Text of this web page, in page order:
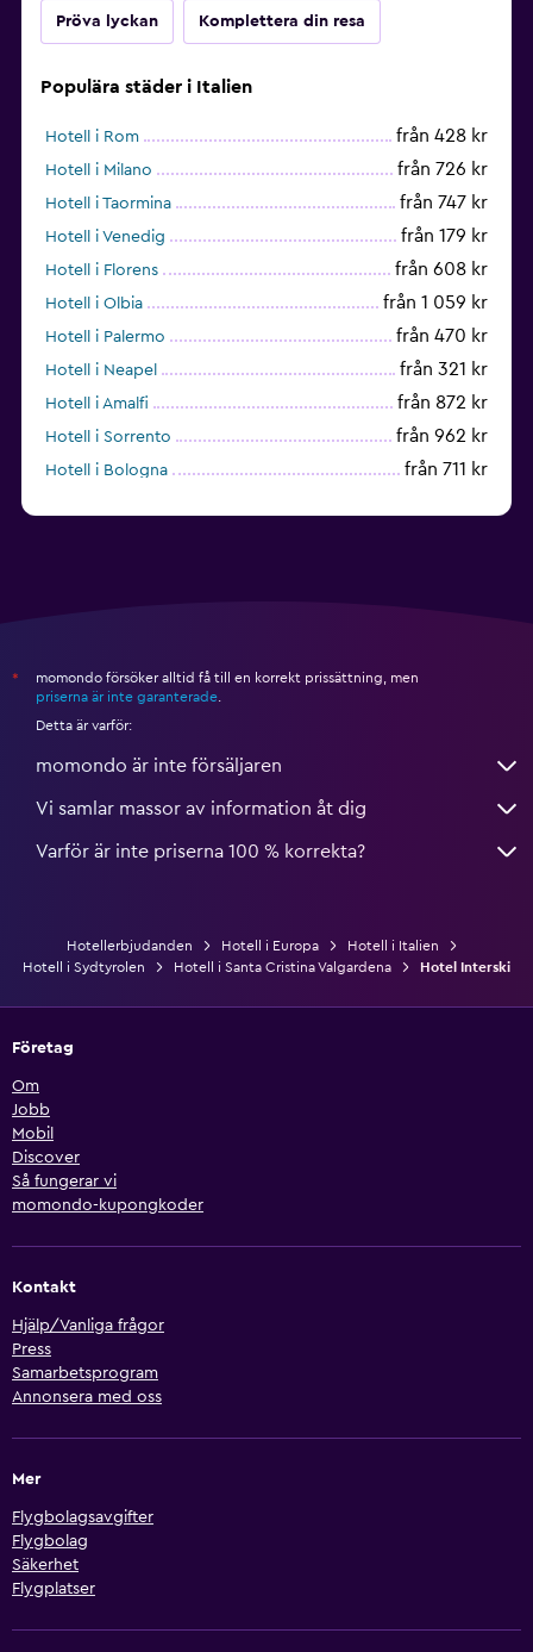
Pröva lyckan Komplettera din resa
Populära städer i Italien
Hotell i Rom från 428 kr
Hotell i Milano från 726 kr
Hotell i Taormina från 747 kr
Hotell i Venedig från 179 kr
Hotell i Florens från 608 kr
Hotell i Olbia från 1 059 kr
Hotell i Palermo från 470 kr
Hotell i Neapel från 321 kr
Hotell i Amalfi från 872 kr
Hotell i Sorrento från 962 kr
Hotell i Bologna från 711 kr
*
momondo försöker alltid få till en korrekt prissättning, men
priserna är inte garanterade
Detta är varför:
momondo är inte försäljaren
Vi samlar massor av information åt dig
Varför är inte priserna 100 % korrekta?
Hotellerbjudanden Hotell i Europa
Hotell i Italien
Hotell i Sydtyrolen
Hotell i Santa Cristina Valgardena Hotel Interski
Företag
Om
Jobb
Mobil
Discover
Så fungerar vi
momondo-kupongkoder
Kontakt
Hjälp/Vanliga frågor
Press
Samarbetsprogram
Annonsera med oss
Mer
Flygbolagsavgifter
Flygbolag
Säkerhet
Flygplatser